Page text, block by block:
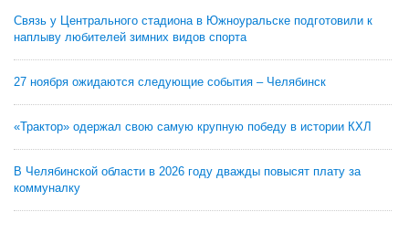
Связь у Центрального стадиона в Южноуральске подготовили к
наплыву любителей зимних видов спорта
27 ноября ожидаются следующие события – Челябинск
«Трактор» одержал свою самую крупную победу в истории КХЛ
В Челябинской области в 2026 году дважды повысят плату за
коммуналку